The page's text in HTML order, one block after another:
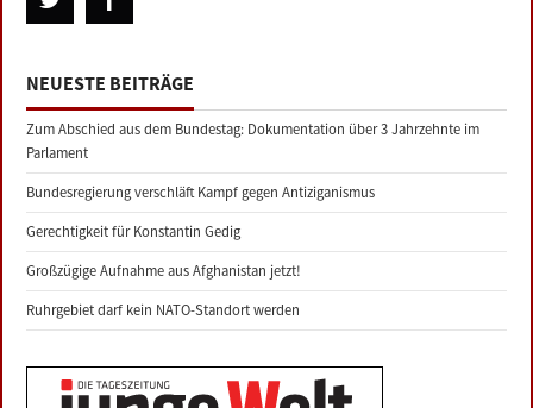
NEUESTE BEITRÄGE
Zum Abschied aus dem Bundestag: Dokumentation über 3 Jahrzehnte im
Parlament
Bundesregierung verschläft Kampf gegen Antiziganismus
Gerechtigkeit für Konstantin Gedig
Großzügige Aufnahme aus Afghanistan jetzt!
Ruhrgebiet darf kein NATO-Standort werden